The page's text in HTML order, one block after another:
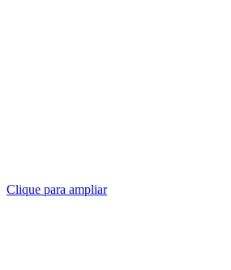
Clique para ampliar